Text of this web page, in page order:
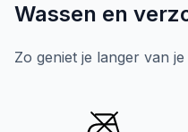
Wassen en
Zo geniet je langer van